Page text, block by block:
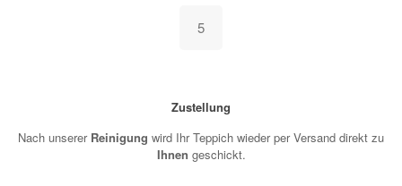
5
Zustellung
Nach unserer Reinigung wird Ihr Teppich wieder per Versand direkt zu
Ihnen geschickt.